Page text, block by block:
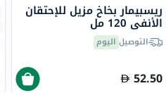
ريسبيمار بخاخ مزيل للإحتقان
الأنفي 120 مل
التوصيل اليوم
52.50